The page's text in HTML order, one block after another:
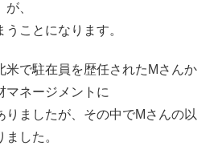
、
ことになります。
米で駐在員を歴任されたMさんか
マネージメントに
りましたが、その中でMさんの以
した。